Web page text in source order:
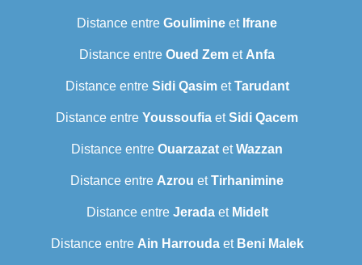
Distance entre Goulimine et Ifrane
Distance entre Oued Zem et Anfa
Distance entre Sidi QasimetTarudant
Distance entre Youssoufia etSidi Qacem
Distance entre Ouarzazat etWazzan
Distance entre Azrou etTirhanimine
Distance entre Jeradaet Midelt
Distance entre Ain Harroudaet Beni Malek